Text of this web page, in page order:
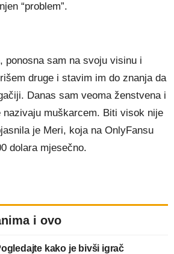
“problem”.
ponosna sam na svoju visinu i
druge i stavim im do znanja da
Danas sam veoma ženstvena i
nazivaju muškarcem. Biti visok nije
je Meri, koja na OnlyFansu
dolara mjesečno.
i ovo
kako je bivši igrač